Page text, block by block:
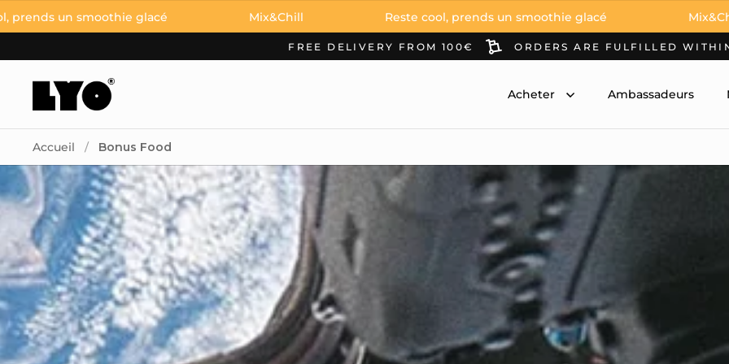
Passer au contenuMix&Chill Reste cool, prends un smoothie glacé Mix&Chill Reste
FREE DELIVERY FROM 100€ ORDERS ARE FULFILLED
Acheter Ambassadeurs
Accueil / Bonus Food